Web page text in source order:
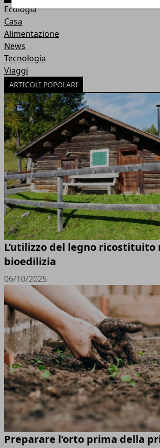
Ecologia
Casa
Alimentazione
News
Tecnologia
Viaggi
ARTICOLI POPOLARI
L’utilizzo del legno ricostituito
bioedilizia
06/10/2025
Preparare l’orto prima della